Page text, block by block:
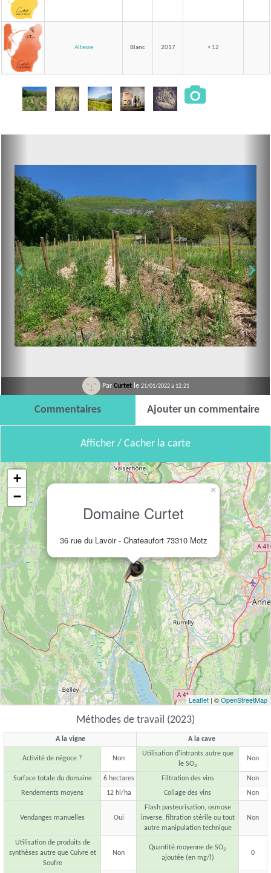
Altesse Blanc 2017 < 12
Par Curtet le 21/01/2022 à 12:21
Commentaires Ajouter un commentaire
Afficher / Cacher la carte
Domaine Curtet
36 rue du Lavoir - Chateaufort 73310 Motz
×
+
−
Leaflet | ©OpenStreetMap
Méthodes de travail (2023)
A la vigne A la cave
Activité de négoce ? Non
Utilisation d'intrants autre que
le SO2
Non
Surface totale du domaine 6 hectares Filtration des vins
Non
Rendements moyens
12 hl/ha Collage des vins Non
Vendanges manuelles Oui
Flash pasteurisation, osmose
inverse, filtration stérile ou tout
autre manipulation technique
Non
Utilisation de produits de
synthèses autre que Cuivre et
Soufre
Non
Quantité moyenne de SO2
ajoutée (en mg/l)
0